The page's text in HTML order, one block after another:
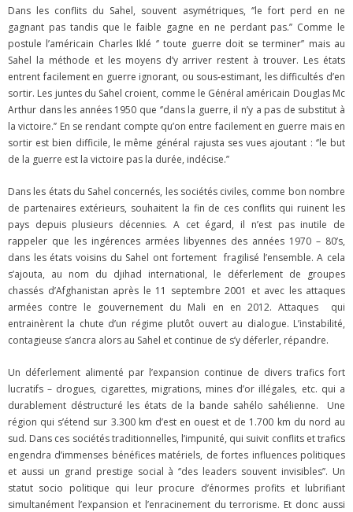
Dans les conflits du Sahel, souvent asymétriques, ‘’le fort perd en ne
gagnant pas tandis que le faible gagne en ne perdant pas.’’ Comme le
postule l’américain Charles Iklé ‘’ toute guerre doit se terminer’’ mais au
Sahel la méthode et les moyens d’y arriver restent à trouver. Les états
entrent facilement en guerre ignorant, ou sous-estimant, les difficultés d’en
sortir. Les juntes du Sahel croient, comme le Général américain Douglas Mc
Arthur dans les années 1950 que ‘’dans la guerre, il n’y a pas de substitut à
la victoire.’’ En se rendant compte qu’on entre facilement en guerre mais en
sortir est bien difficile, le même général rajusta ses vues ajoutant : ‘’le but
de la guerre est la victoire pas la durée, indécise.’’
Dans les états du Sahel concernés, les sociétés civiles, comme bon nombre
de partenaires extérieurs, souhaitent la fin de ces conflits qui ruinent les
pays depuis plusieurs décennies. A cet égard, il n’est pas inutile de
rappeler que les ingérences armées libyennes des années 1970 – 80’s,
dans les états voisins du Sahel ont fortement fragilisé l’ensemble. A cela
s’ajouta, au nom du djihad international, le déferlement de groupes
chassés d’Afghanistan après le 11 septembre 2001 et avec les attaques
armées contre le gouvernement du Mali en en 2012. Attaques qui
entrainèrent la chute d’un régime plutôt ouvert au dialogue. L’instabilité,
contagieuse s’ancra alors au Sahel et continue de s’y déferler, répandre.
Un déferlement alimenté par l’expansion continue de divers trafics fort
lucratifs – drogues, cigarettes, migrations, mines d’or illégales, etc. qui a
durablement déstructuré les états de la bande sahélo sahélienne. Une
région qui s’étend sur 3.300 km d’est en ouest et de 1.700 km du nord au
sud. Dans ces sociétés traditionnelles, l’impunité, qui suivit conflits et trafics
engendra d’immenses bénéfices matériels, de fortes influences politiques
et aussi un grand prestige social à ‘’des leaders souvent invisibles’’. Un
statut socio politique qui leur procure d’énormes profits et lubrifiant
simultanément l’expansion et l’enracinement du terrorisme. Et donc aussi